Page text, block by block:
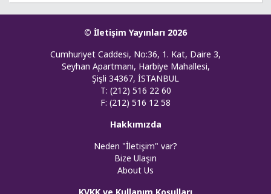
© İletişim Yayınları 2026
Cumhuriyet Caddesi, No:36, 1. Kat, Daire 3,
Seyhan Apartmanı, Harbiye Mahallesi,
Şişli 34367, İSTANBUL
T: (212) 516 22 60
F: (212) 516 12 58
Hakkımızda
Neden "İletişim" var?
Bize Ulaşın
About Us